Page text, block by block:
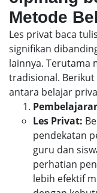
Metode
Les privat baca
signifikan
lainnya. Terutama
tradisional.
antara belajar
Les Privat:
pendekatan
guru dan
perhatian
lebih efektif